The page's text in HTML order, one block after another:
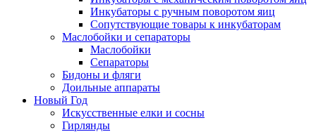
Инкубаторы с ручным поворотом яиц
Сопутствующие товары к инкубаторам
Маслобойки и сепараторы
Маслобойки
Сепараторы
Бидоны и фляги
Доильные аппараты
Новый Год
Искусственные елки и сосны
Гирлянды